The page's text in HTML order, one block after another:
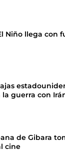
Niño llega con
guerra con
de Gibara
cine